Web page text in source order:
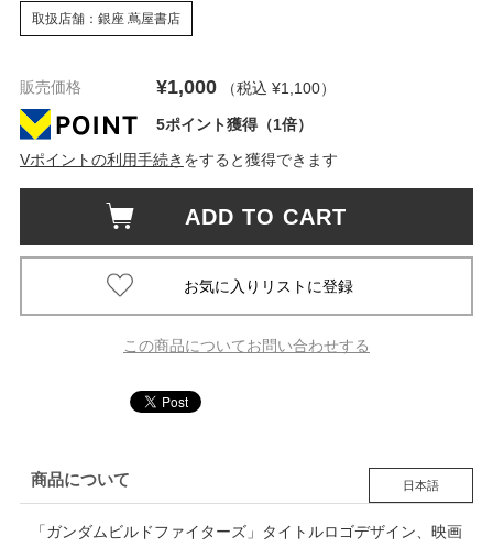
取扱店舗：銀座 蔦屋書店
販売価格 ¥1,000 （税込 ¥1,100）
5ポイント獲得（1倍）
Vポイントの利用手続き をすると獲得できます
ADD TO CART
この商品についてお問い合わせする
商品について 日本語
「ガンダムビルドファイターズ」タイトルロゴデザイン、映画